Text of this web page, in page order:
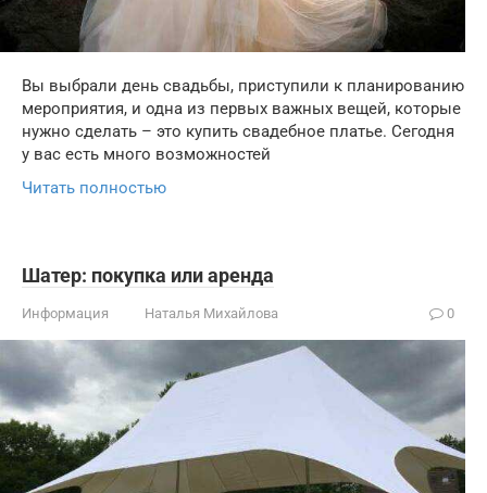
Вы выбрали день свадьбы, приступили к планированию
мероприятия, и одна из первых важных вещей, которые
нужно сделать – это купить свадебное платье. Сегодня
у вас есть много возможностей
Читать полностью
Шатер: покупка или аренда
Информация Наталья Михайлова 0